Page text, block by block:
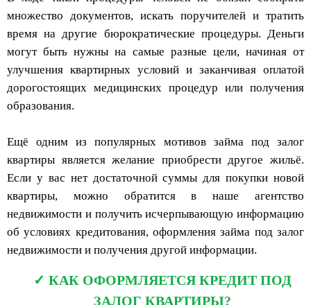
множество документов, искать поручителей и тратить
время на другие бюрократические процедуры. Деньги
могут быть нужны на самые разные цели, начиная от
улучшения квартирных условий и заканчивая оплатой
дорогостоящих медицинских процедур или получения
образования.
Ещё одним из популярных мотивов займа под залог
квартиры является желание приобрести другое жильё.
Если у вас нет достаточной суммы для покупки новой
квартиры, можно обратится в наше агентство
недвижимости и получить исчерпывающую информацию
об условиях кредитования, оформления займа под залог
недвижимости и получения другой информации.
КАК ОФОРМЛЯЕТСЯ КРЕДИТ ПОД
ЗАЛОГ КВАРТИРЫ?